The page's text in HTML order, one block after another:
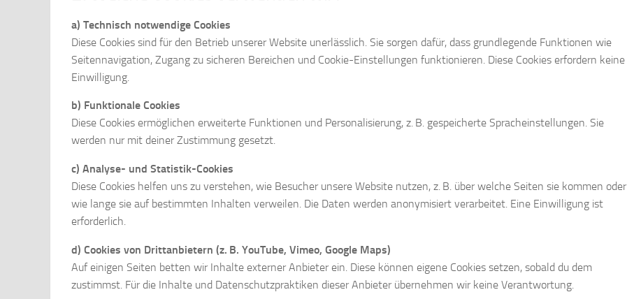
a) Technisch notwendige Cookies
Diese Cookies sind für den Betrieb unserer Website unerlässlich. Sie sorgen dafür, dass grundlegende Funktionen wie
Seitennavigation, Zugang zu sicheren Bereichen und Cookie-Einstellungen funktionieren. Diese Cookies erfordern keine
Einwilligung.
b) Funktionale Cookies
Diese Cookies ermöglichen erweiterte Funktionen und Personalisierung, z. B. gespeicherte Spracheinstellungen. Sie
werden nur mit deiner Zustimmung gesetzt.
c) Analyse- und Statistik-Cookies
Diese Cookies helfen uns zu verstehen, wie Besucher unsere Website nutzen, z. B. über welche Seiten sie kommen oder
wie lange sie auf bestimmten Inhalten verweilen. Die Daten werden anonymisiert verarbeitet. Eine Einwilligung ist
erforderlich.
d) Cookies von Drittanbietern (z. B. YouTube, Vimeo, Google Maps)
Auf einigen Seiten betten wir Inhalte externer Anbieter ein. Diese können eigene Cookies setzen, sobald du dem
zustimmst. Für die Inhalte und Datenschutzpraktiken dieser Anbieter übernehmen wir keine Verantwortung.